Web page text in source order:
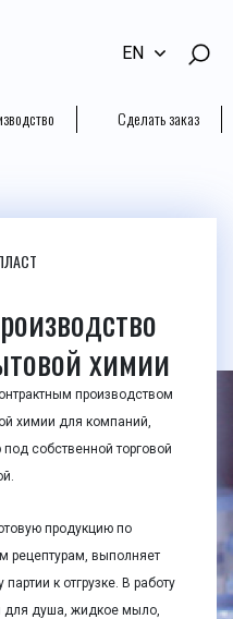
EN
Сделать заказ
химии
производством
химии для компаний,
собственной торговой
продукцию по
рецептурам, выполняет
к отгрузке. В работу
для душа, жидкое мыло,